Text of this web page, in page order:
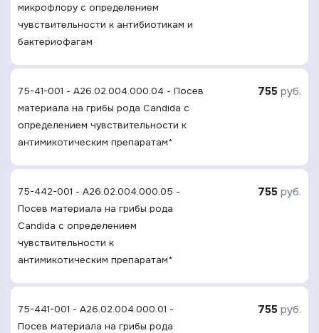
микрофлору с определением
чувcтвительности к антибиотикам и
бактериофагам
75-41-001 - A26.02.004.000.04 - Посев
материала на грибы рода Candida с
определением чувcтвительности к
антимикотическим препаратам*
755 руб.
75-442-001 - A26.02.004.000.05 -
Посев материала на грибы рода
Candida с определением
чувcтвительности к
антимикотическим препаратам*
755 руб.
75-441-001 - A26.02.004.000.01 -
Посев материала на грибы рода
755 руб.